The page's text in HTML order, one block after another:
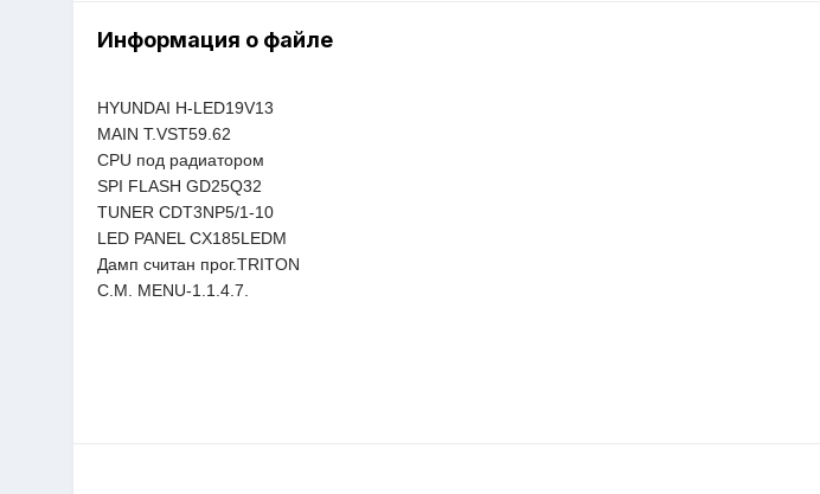
Информация о файле
HYUNDAI H-LED19V13
MAIN T.VST59.62
CPU под радиатором
SPI FLASH GD25Q32
TUNER CDT3NP5/1-10
LED PANEL CX185LEDM
Дамп считан прог.TRITON
C.M. MENU-1.1.4.7.